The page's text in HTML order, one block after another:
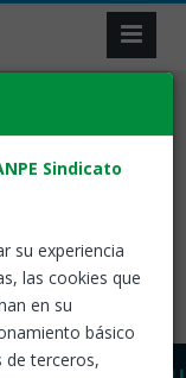
ANPE-Catalunya
Sindicato
su experiencia
las cookies que
en su
básico
de terceros,